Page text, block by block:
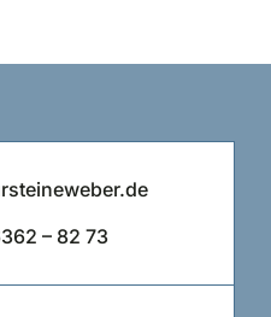
– 82 73